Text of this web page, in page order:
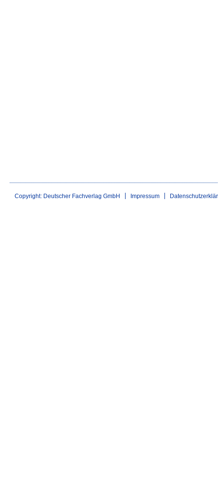
Copyright: Deutscher Fachverlag GmbH Impressum